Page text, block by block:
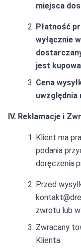
miejsca
Płatność
wyłącznie
jest
Cena
uwzględnia
IV. Reklamacje i
Klient ma
podania
doręczenia
Przed
zwrotu lub
Zwracany
Klienta.